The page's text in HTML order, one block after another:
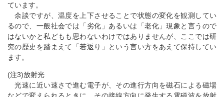
ています。
余談ですが、温度を上下させることで状態の変化を観測してい
るので、一般社会では「劣化」あるいは「老化」現象と言うので
はないかと私どもも思わないわけではありませんが、ここでは研
究の歴史を踏まえて「若返り」という言い方をあえて保持してい
ます。
(注3)放射光
光速に近い速さで進む電子が、その進行方向を磁石による磁場